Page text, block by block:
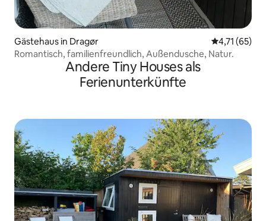
Gästehaus in Dragør
4,71 (65)
Romantisch, familienfreundlich, Außendusche, Natur.
Andere Tiny Houses als
Ferienunterkünfte